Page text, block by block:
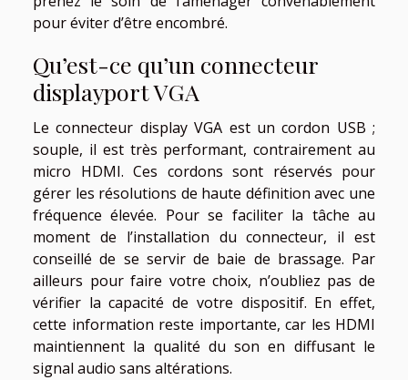
pour éviter d’être encombré.
Qu’est-ce qu’un connecteur
displayport VGA
Le connecteur display VGA est un cordon USB ;
souple, il est très performant, contrairement au
micro HDMI. Ces cordons sont réservés pour
gérer les résolutions de haute définition avec une
fréquence élevée. Pour se faciliter la tâche au
moment de l’installation du connecteur, il est
conseillé de se servir de baie de brassage. Par
ailleurs pour faire votre choix, n’oubliez pas de
vérifier la capacité de votre dispositif. En effet,
cette information reste importante, car les HDMI
maintiennent la qualité du son en diffusant le
signal audio sans altérations.